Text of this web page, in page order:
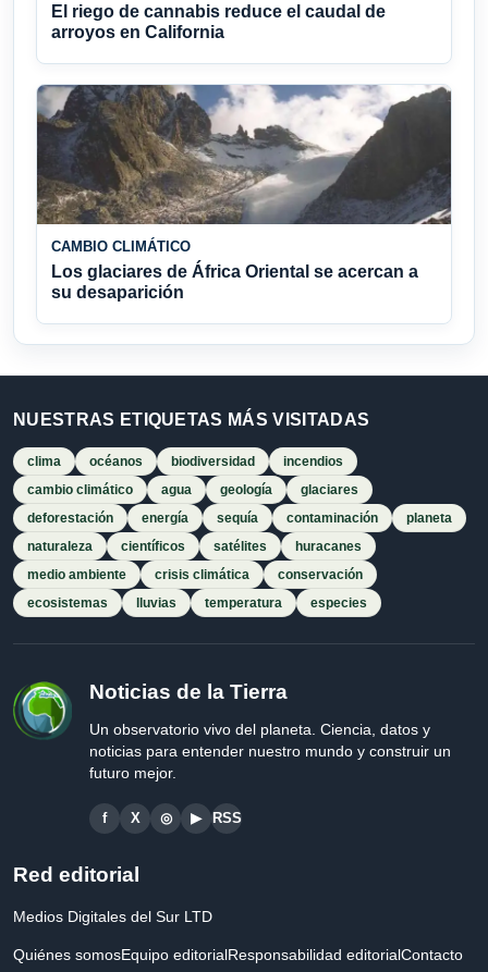
El riego de cannabis reduce el caudal de
arroyos en California
CAMBIO CLIMÁTICO
Los glaciares de África Oriental se acercan a
su desaparición
NUESTRAS ETIQUETAS MÁS VISITADAS
clima océanos biodiversidad
incendios
cambio climático
agua geología
glaciares
deforestación
energía sequía contaminación
planeta
naturaleza
científicos satélites
huracanes
medio ambiente
crisis climática
conservación
ecosistemas
lluvias temperatura especies
Noticias de la Tierra
Un observatorio vivo del planeta. Ciencia, datos y
noticias para entender nuestro mundo y construir un
futuro mejor.
f X ◎ ▶ RSS
Red editorial
Medios Digitales del Sur LTD
Quiénes somosEquipo editorialResponsabilidad editorialContacto